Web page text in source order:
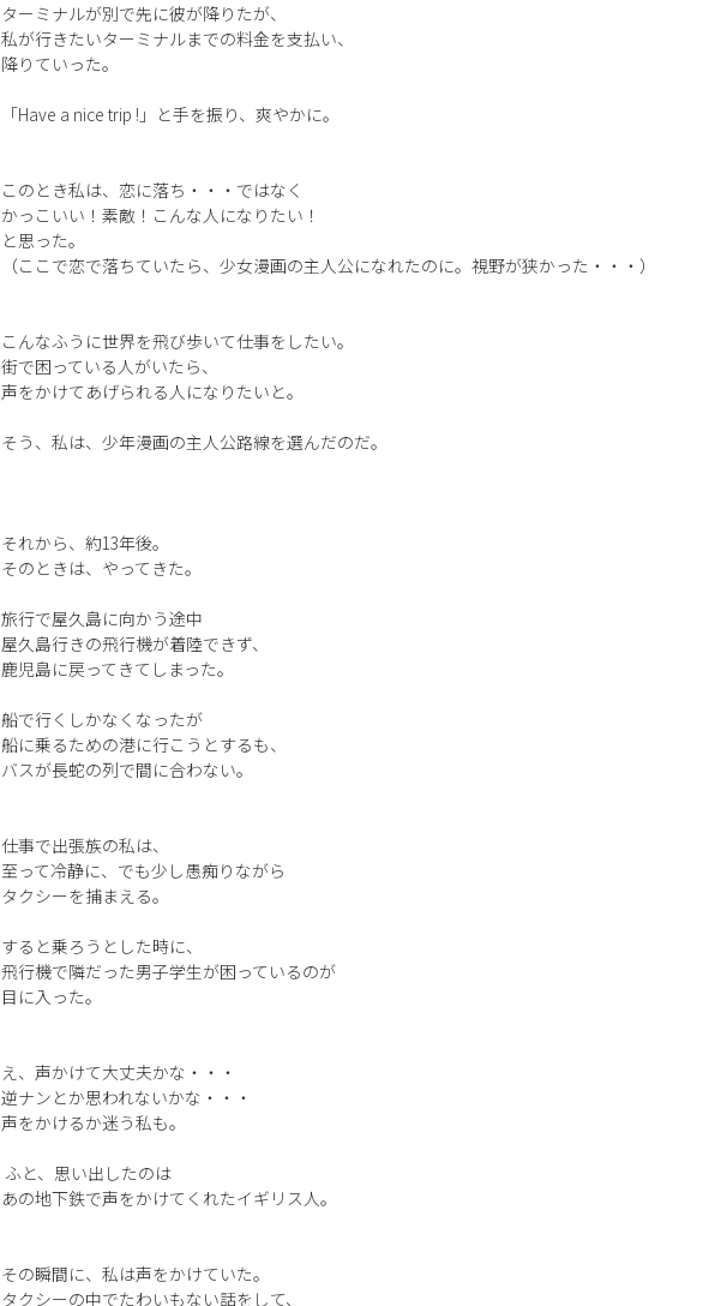
ターミナルが別で先に彼が降りたが、
私が行きたいターミナルまでの料金を支払い、
降りていった。
「Have a nice trip !」と手を振り、爽やかに。
このとき私は、恋に落ち・・・ではなく
かっこいい！素敵！こんな人になりたい！
と思った。
（ここで恋で落ちていたら、少女漫画の主人公になれたのに。視野が狭かった・・・）
こんなふうに世界を飛び歩いて仕事をしたい。
街で困っている人がいたら、
声をかけてあげられる人になりたいと。
そう、私は、少年漫画の主人公路線を選んだのだ。
それから、約13年後。
そのときは、やってきた。
旅行で屋久島に向かう途中
屋久島行きの飛行機が着陸できず、
鹿児島に戻ってきてしまった。
船で行くしかなくなったが
船に乗るための港に行こうとするも、
バスが長蛇の列で間に合わない。
仕事で出張族の私は、
至って冷静に、でも少し愚痴りながら
タクシーを捕まえる。
すると乗ろうとした時に、
飛行機で隣だった男子学生が困っているのが
目に入った。
え、声かけて大丈夫かな・・・
逆ナンとか思われないかな・・・
声をかけるか迷う私も。
ふと、思い出したのは
あの地下鉄で声をかけてくれたイギリス人。
その瞬間に、私は声をかけていた。
タクシーの中でたわいもない話をして、